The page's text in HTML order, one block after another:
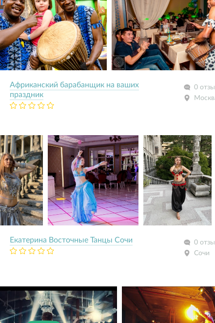
Африканский барабанщик на ваших
праздник
0
Екатерина Восточные Танцы Сочи
0
Сочи